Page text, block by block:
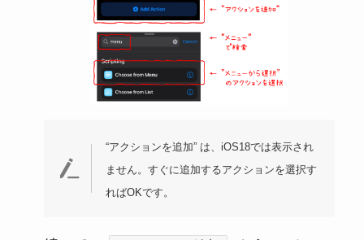
“アクションを追加” は、iOS18では表示され
ません。すぐに追加するアクションを選択す
ればOKです。